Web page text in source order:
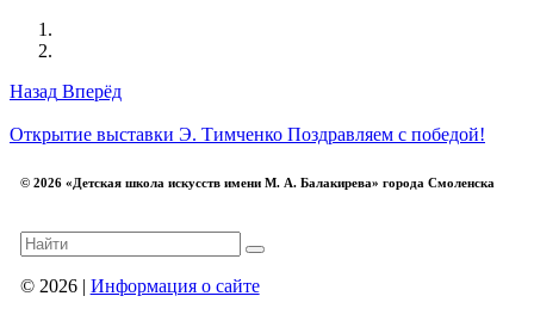
Назад Вперёд
Открытие выставки Э. Тимченко Поздравляем с победой!
© 2026 «Детская школа искусств имени М. А. Балакирева» города Смоленска
© 2026 | Информация о сайте